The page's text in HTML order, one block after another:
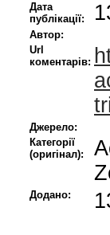
Дата
публікації:
Автор:
Url
коментарів:
Джерело:
Категорії
(оригінал):
Додано: